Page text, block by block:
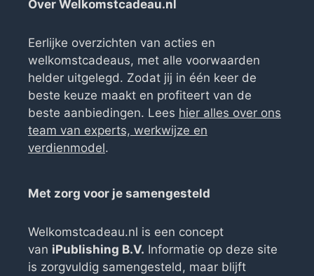
Over Welkomstcadeau.nl
Eerlijke overzichten van acties en
welkomstcadeaus, met alle voorwaarden
helder uitgelegd. Zodat jij in één keer de
beste keuze maakt en profiteert van de
beste aanbiedingen. Lees hier alles over ons
team van experts, werkwijze en
verdienmodel.
Met zorg voor je samengesteld
Welkomstcadeau.nl is een concept
van iPublishing B.V. Informatie op deze site
is zorgvuldig samengesteld, maar blijft